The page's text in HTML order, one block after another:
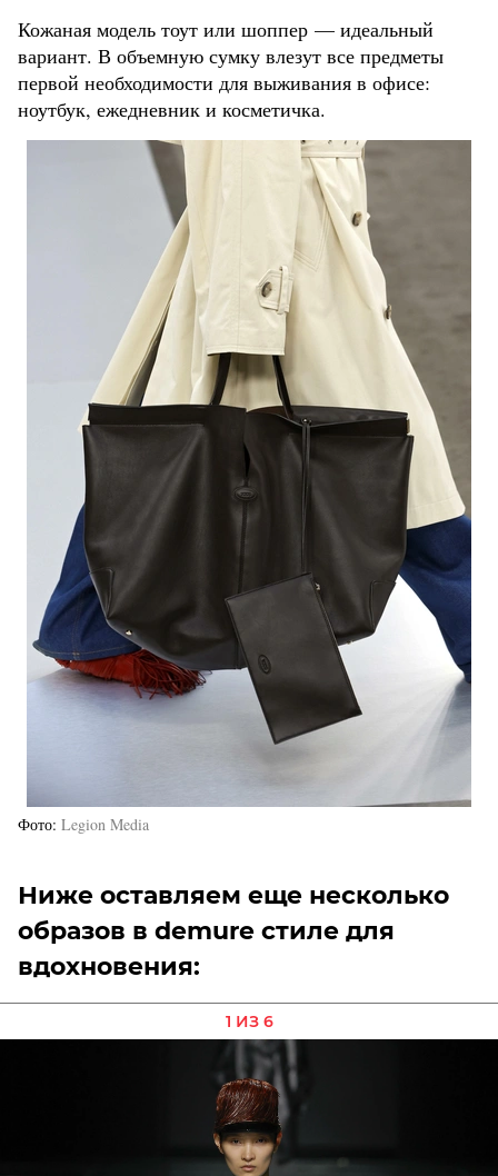
Кожаная модель тоут или шоппер — идеальный
вариант. В объемную сумку влезут все предметы
первой необходимости для выживания в офисе:
ноутбук, ежедневник и косметичка.
Фото Legion Media
Ниже оставляем еще несколько
образов в demure стиле для
вдохновения:
1 ИЗ 6